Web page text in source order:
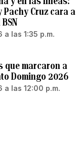
Pachy Cruz cara a
las 1:35 p.m.
que marcaron a
Domingo 2026
a las 12:00 p.m.